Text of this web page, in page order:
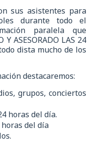
sus asistentes para
durante todo el
paralela que
Y ASESORADO LAS 24
dista mucho de los
destacaremos:
grupos, conciertos
horas del día.
del día